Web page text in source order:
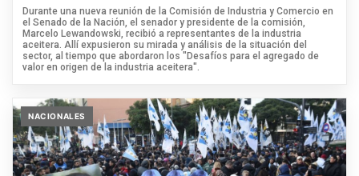
Durante una nueva reunión de la Comisión de Industria y Comercio en
el Senado de la Nación, el senador y presidente de la comisión,
Marcelo Lewandowski, recibió a representantes de la industria
aceitera. Allí expusieron su mirada y análisis de la situación del
sector, al tiempo que abordaron los "Desafíos para el agregado de
valor en origen de la industria aceitera".
NACIONALES